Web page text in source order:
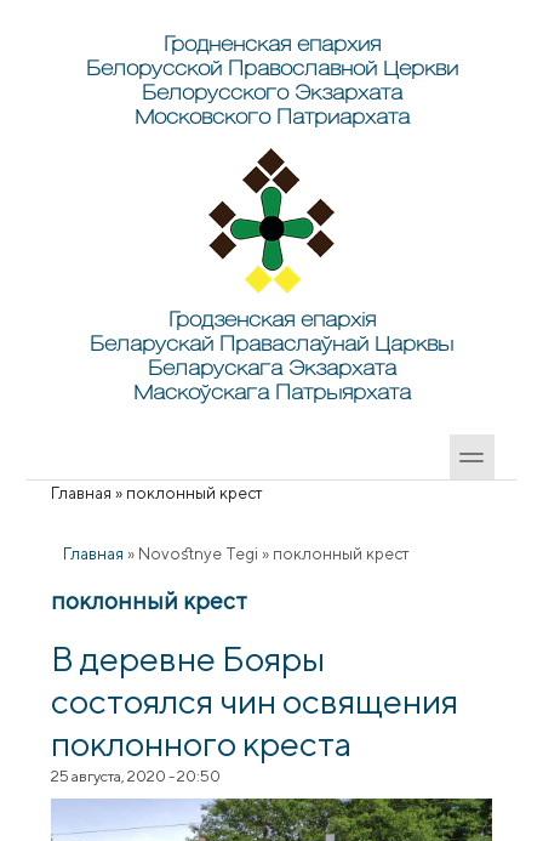
Гродненская епархия
Белорусской Православной Церкви
Белорусского Экзархата
Московского Патриархата
Гродзенская епархія
Беларускай Праваслаўнай Царквы
Беларускага Экзархата
Маскоўскага Патрыярхата
Главная » поклонный крест
Главная » Novostnye Tegi » поклонный крест
поклонный крест
В деревне Бояры
состоялся чин освящения
поклонного креста
25 августа, 2020 - 20:50